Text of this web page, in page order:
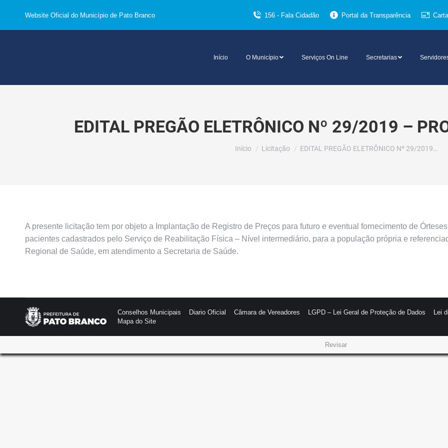
Website Oficial do Município de Pato Branco 156 - Fala Cidadão Portal da Transparência
Início O Município Serviços On Line Secretarias
EDITAL PREGÃO ELETRÔNICO Nº 29/2019 –
Você está aqui:
Início Licitação EDITAL PREGÃO ELETRÔNICO Nº 29/2019…
A presente licitação tem por objeto a Implantação de Registro de Preços para futuro e eventual fornecimento de
pacientes cadastrados pelo Serviço de Reabilitação Física – Nível intermediário, para a população própria e
Regional de Saúde, em atendimento a Secretaria de Saúde.
Conselhos Municipais Diario Oficial Câmara de Vereadores LGPD – Lei Geral de Proteção de Dados Lei
Mapa do Site
Revisar